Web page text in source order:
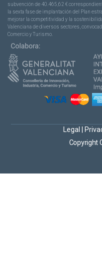
subvención de 40.465,62 €
la sexta fase de implantación del Plan
mejorar la competitividad y la
Valenciana de diversos sectores,
Comercio y Turismo.
Copyright
Legal